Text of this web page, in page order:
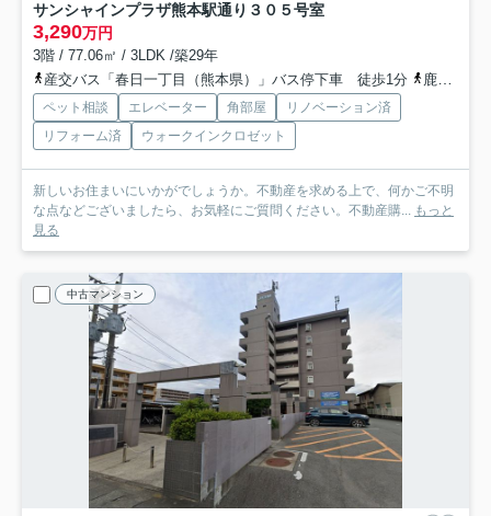
サンシャインプラザ熊本駅通り ３０５号室
3,290万円
3階 / 77.06㎡ / 3LDK /築29年
産交バス「春日一丁目（熊本県）」バス停下車 徒歩1分
鹿児島本線「熊本」駅 徒歩6分
ペット相談 エレベーター 角部屋
リノベーション済
リフォーム済
ウォークインクロゼット
新しいお住まいにいかがでしょうか。不動産を求める上で、何かご不明
な点などございましたら、お気軽にご質問ください。不動産購... もっと
見る
中古マンション